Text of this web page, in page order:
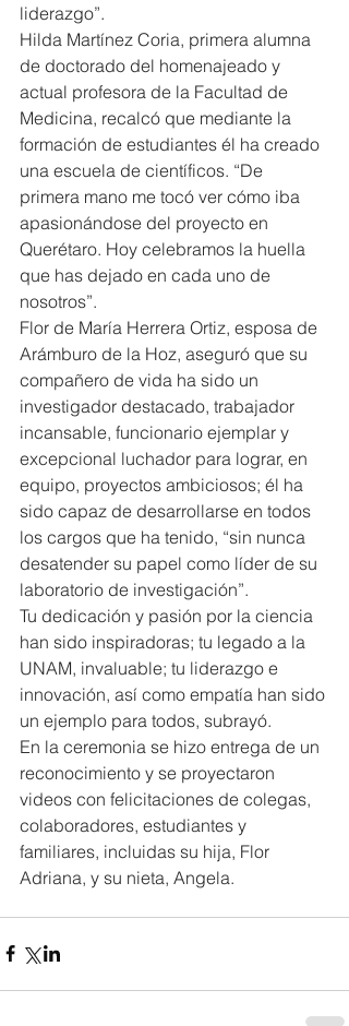
liderazgo”.
Hilda Martínez Coria, primera alumna
de doctorado del homenajeado y
actual profesora de la Facultad de
Medicina, recalcó que mediante la
formación de estudiantes él ha creado
una escuela de científicos. “De
primera mano me tocó ver cómo iba
apasionándose del proyecto en
Querétaro. Hoy celebramos la huella
que has dejado en cada uno de
nosotros”.
Flor de María Herrera Ortiz, esposa de
Arámburo de la Hoz, aseguró que su
compañero de vida ha sido un
investigador destacado, trabajador
incansable, funcionario ejemplar y
excepcional luchador para lograr, en
equipo, proyectos ambiciosos; él ha
sido capaz de desarrollarse en todos
los cargos que ha tenido, “sin nunca
desatender su papel como líder de su
laboratorio de investigación”.
Tu dedicación y pasión por la ciencia
han sido inspiradoras; tu legado a la
UNAM, invaluable; tu liderazgo e
innovación, así como empatía han sido
un ejemplo para todos, subrayó.
En la ceremonia se hizo entrega de un
reconocimiento y se proyectaron
videos con felicitaciones de colegas,
colaboradores, estudiantes y
familiares, incluidas su hija, Flor
Adriana, y su nieta, Angela.